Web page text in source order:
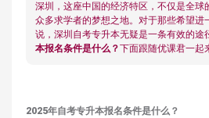
深圳，这座中国的经济特区，不仅是全球
众多求学者的梦想之地。对于那些希望进
说，深圳自考专升本无疑是一条有效的途
本报名条件是什么？下面跟随优课君一起
2025年自考专升本报名条件是什么 ？